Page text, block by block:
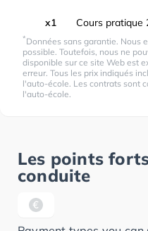
x1 Cours pratique
*Données sans garantie. Nous
possible. Toutefois, nous ne
disponible sur ce site Web est
erreur. Tous les prix indiqués
l'auto-école. Les contrats sont
l'auto-école.
Les points
conduite